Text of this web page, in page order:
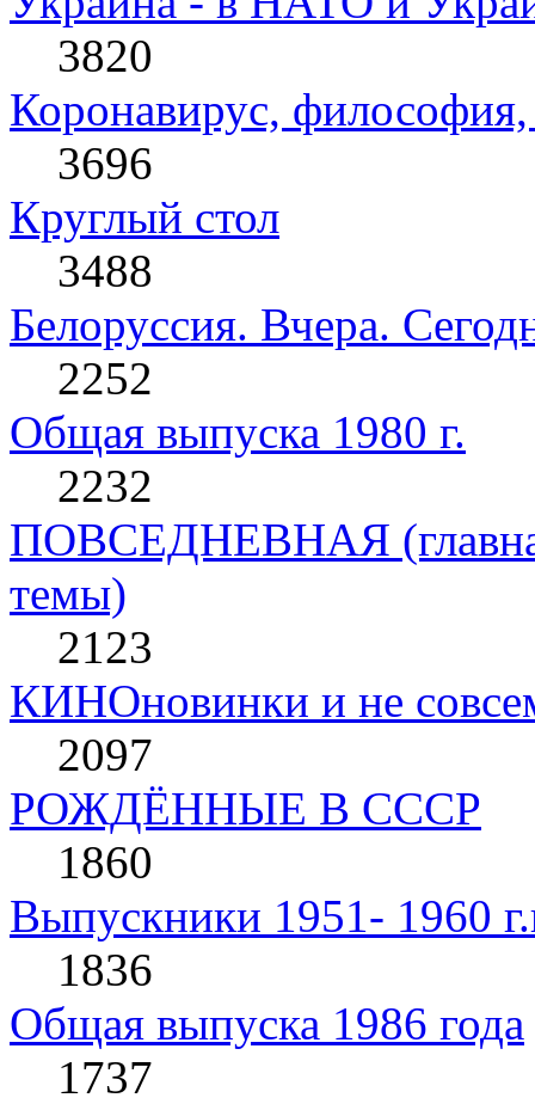
3820
Коронавирус, философия,
3696
Круглый стол
3488
Белоруссия. Вчера.
2252
Общая выпуска 1980 г.
2232
ПОВСЕДНЕВНАЯ
темы)
2123
КИНОновинки и не
2097
РОЖДЁННЫЕ В СССР
1860
Выпускники 1951- 1960
1836
Общая выпуска 1986 года
1737